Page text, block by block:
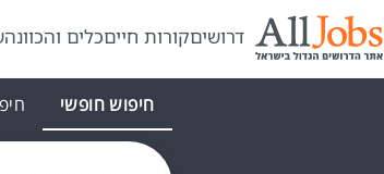
דרושיםקורות חייםכלים והכוונה
חיפוש חופשי